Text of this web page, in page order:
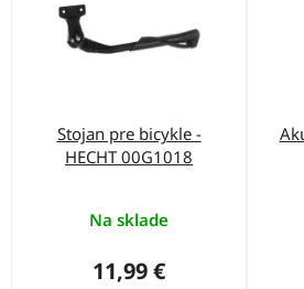
Stojan pre bicykle -
HECHT 00G1018
Na sklade
11,99 €